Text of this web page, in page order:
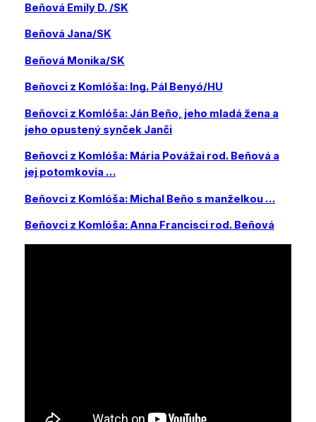
Beňová Emily D. /SK
Beňová Jana/SK
Beňová Monika/SK
Beňovci z Komlóša: Ing. Pál Benyó/HU
Beňovci z Komlóša: Ján Beňo, jeho mladá žena a
jeho opustený synček Janči
Beňovci z Komlóša: Mária Povážai rod. Beňová a
jej potomkovia …
Beňovci z Komlóša: Michal Beňo s manželkou …
Beňovci z Komlóša: Anna Francisci rod. Beňová